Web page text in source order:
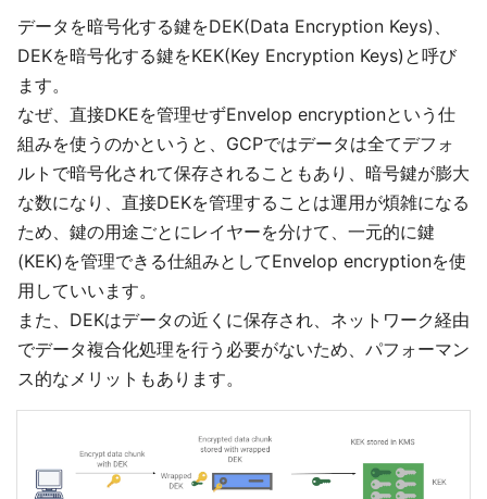
データを暗号化する鍵をDEK(Data Encryption Keys)、
DEKを暗号化する鍵をKEK(Key Encryption Keys)と呼び
ます。
なぜ、直接DKEを管理せずEnvelop encryptionという仕
組みを使うのかというと、GCPではデータは全てデフォ
ルトで暗号化されて保存されることもあり、暗号鍵が膨大
な数になり、直接DEKを管理することは運用が煩雑になる
ため、鍵の用途ごとにレイヤーを分けて、一元的に鍵
(KEK)を管理できる仕組みとしてEnvelop encryptionを使
用していいます。
また、DEKはデータの近くに保存され、ネットワーク経由
でデータ複合化処理を行う必要がないため、パフォーマン
ス的なメリットもあります。